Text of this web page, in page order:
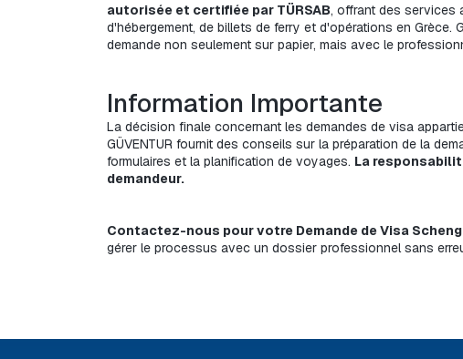
autorisée et certifiée par TÜRSAB, offrant des services
d'hébergement, de billets de ferry et d'opérations en
demande non seulement sur papier, mais avec le
Information Importante
La décision finale concernant les demandes de visa
GÜVENTUR fournit des conseils sur la préparation de la
formulaires et la planification de voyages. La
demandeur.
Contactez-nous pour votre Demande de Visa
gérer le processus avec un dossier professionnel sans